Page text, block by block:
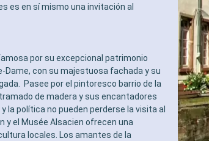
es en sí mismo una invitación al
por su excepcional patrimonio
con su majestuosa fachada y su
Pasee por el pintoresco barrio de la
de madera y sus encantadores
la política no pueden perderse la visita al
y el Musée Alsacien ofrecen una
locales. Los amantes de la